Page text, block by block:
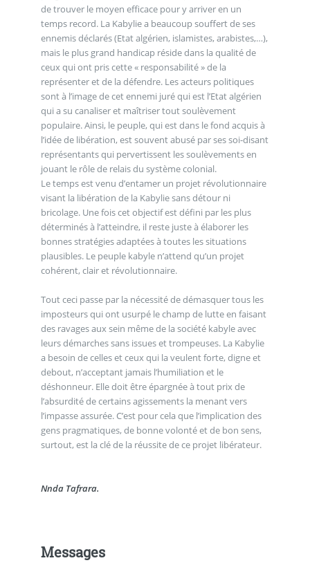
de trouver le moyen efficace pour y arriver en un
temps record. La Kabylie a beaucoup souffert de ses
ennemis déclarés (Etat algérien, islamistes, arabistes,…),
mais le plus grand handicap réside dans la qualité de
ceux qui ont pris cette « responsabilité » de la
représenter et de la défendre. Les acteurs politiques
sont à l’image de cet ennemi juré qui est l’Etat algérien
qui a su canaliser et maîtriser tout soulèvement
populaire. Ainsi, le peuple, qui est dans le fond acquis à
l’idée de libération, est souvent abusé par ses soi-disant
représentants qui pervertissent les soulèvements en
jouant le rôle de relais du système colonial.
Le temps est venu d’entamer un projet révolutionnaire
visant la libération de la Kabylie sans détour ni
bricolage. Une fois cet objectif est défini par les plus
déterminés à l’atteindre, il reste juste à élaborer les
bonnes stratégies adaptées à toutes les situations
plausibles. Le peuple kabyle n’attend qu’un projet
cohérent, clair et révolutionnaire.
Tout ceci passe par la nécessité de démasquer tous les
imposteurs qui ont usurpé le champ de lutte en faisant
des ravages aux sein même de la société kabyle avec
leurs démarches sans issues et trompeuses. La Kabylie
a besoin de celles et ceux qui la veulent forte, digne et
debout, n’acceptant jamais l’humiliation et le
déshonneur. Elle doit être épargnée à tout prix de
l’absurdité de certains agissements la menant vers
l’impasse assurée. C’est pour cela que l’implication des
gens pragmatiques, de bonne volonté et de bon sens,
surtout, est la clé de la réussite de ce projet libérateur.
Nnda Tafrara.
Messages